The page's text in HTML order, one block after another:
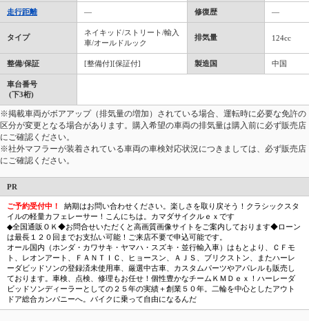
走行距離 ― 修復歴 ―
タイプ
ネイキッド/ストリート/輸入
車/オールドルック
排気量 124cc
整備/保証 [整備付][保証付] 製造国 中国
車台番号
(下3桁)
※掲載車両がボアアップ（排気量の増加）されている場合、運転時に必要な免許の
区分が変更となる場合があります。購入希望の車両の排気量は購入前に必ず販売店
にご確認ください。
※社外マフラーが装着されている車両の車検対応状況につきましては、必ず販売店
にご確認ください。
PR
ご予約受付中！
納期はお問い合わせください。楽しさを取り戻そう！クラシックスタ
イルの軽量カフェレーサー！こんにちは。カマダサイクルｅｘです
◆全国通販ＯＫ◆お問合せいただくと高画質画像サイトをご案内しております◆ローン
は最長１２０回までお支払い可能！ご来店不要で申込可能です。
オール国内（ホンダ・カワサキ・ヤマハ・スズキ・並行輸入車）はもとより、ＣＦモ
ト、レオンアート、ＦＡＮＴＩＣ、ヒョースン、ＡＪＳ、ブリクストン、またハーレ
ーダビッドソンの登録済未使用車、厳選中古車、カスタムパーツやアパレルも販売し
ております。車検、点検、修理もお任せ！個性豊かなチームＫＭＤｅｘ！ハーレーダ
ビッドソンディーラーとしての２５年の実績＋創業５０年。二輪を中心としたアウト
ドア総合カンパニーへ。バイクに乗って自由になるんだ